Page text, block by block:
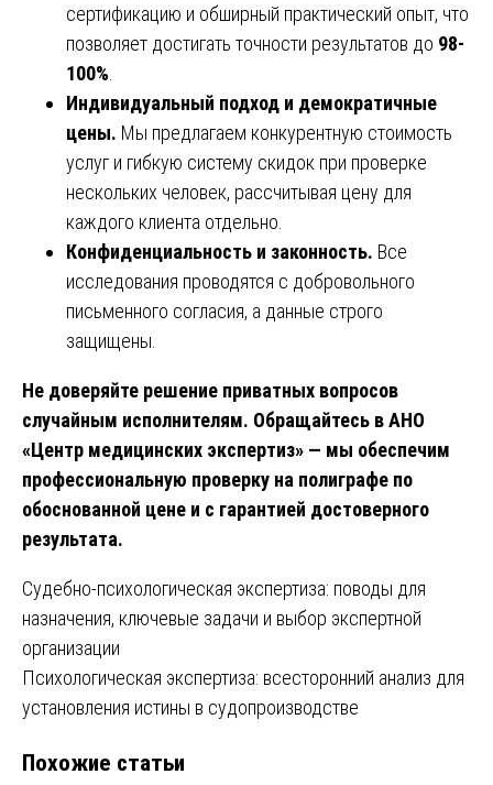
сертификацию и обширный практический опыт, что
позволяет достигать точности результатов до 98-
100%
Индивидуальный подход и демократичные
цены. Мы предлагаем конкурентную стоимость
услуг и гибкую систему скидок при проверке
нескольких человек, рассчитывая цену для
каждого клиента отдельно.
Конфиденциальность и законность. Все
исследования проводятся с добровольного
письменного согласия, а данные строго
защищены.
Не доверяйте решение приватных вопросов
случайным исполнителям. Обращайтесь в АНО
«Центр медицинских экспертиз» — мы обеспечим
профессиональную проверку на полиграфе по
обоснованной цене и с гарантией достоверного
результата.
Навигация
по
записям
Судебно-психологическая экспертиза: поводы для
назначения, ключевые задачи и выбор экспертной
организации
Психологическая экспертиза: всесторонний анализ для
установления истины в судопроизводстве
Похожие статьи